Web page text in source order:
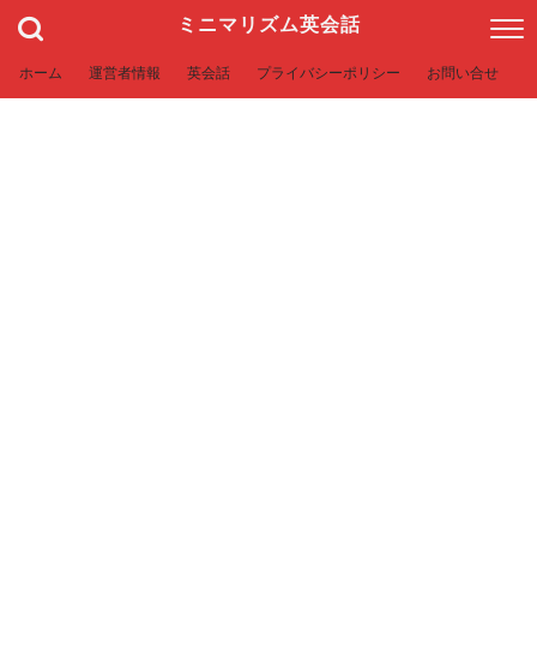
ミニマリズム英会話
ホーム 運営者情報 英会話 プライバシーポリシー お問い合せ